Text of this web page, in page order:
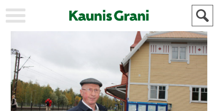
AJANKOHTAISTA
URHEILU
KULTTUURI
KULTUR
HISTORIA
HISTORIA